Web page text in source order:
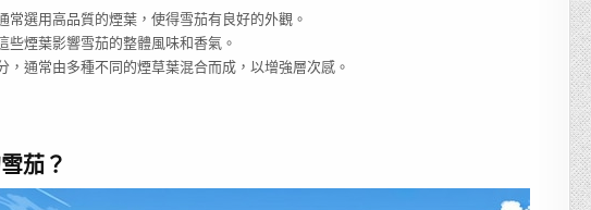
常選用高品質的煙葉，使得雪茄有良好的外觀。
些煙葉影響雪茄的整體風味和香氣。
，通常由多種不同的煙草葉混合而成，以增強層次感。
茄？